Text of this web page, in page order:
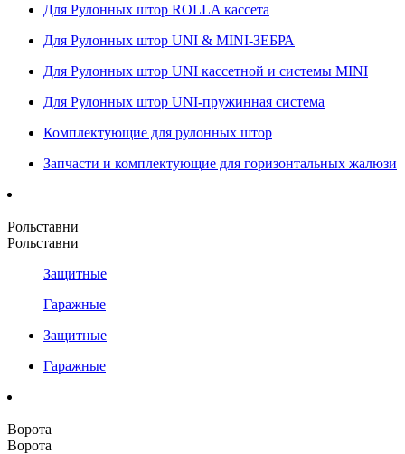
Для Рулонных штор ROLLA кассета
Для Рулонных штор UNI & MINI-ЗЕБРА
Для Рулонных штор UNI кассетной и системы MINI
Для Рулонных штор UNI-пружинная система
Комплектующие для рулонных штор
Запчасти и комплектующие для горизонтальных жалюзи
Рольставни
Рольставни
Защитные
Гаражные
Защитные
Гаражные
Ворота
Ворота